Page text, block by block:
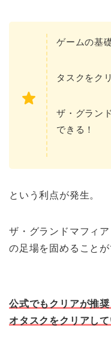
ゲームの基
タスクをク
ザ・グラン
できる！
という利点が発生。
ザ・グランドマフィ
の足場を固めることが
公式でもクリアが推
オタスクをクリアし